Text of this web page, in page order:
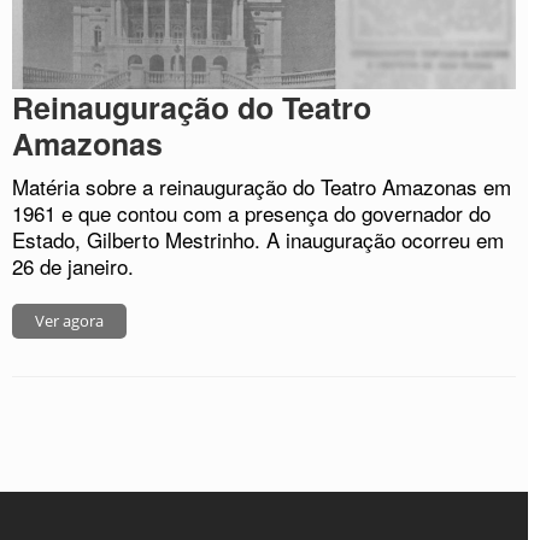
Reinauguração do Teatro
Amazonas
Matéria sobre a reinauguração do Teatro Amazonas em
1961 e que contou com a presença do governador do
Estado, Gilberto Mestrinho. A inauguração ocorreu em
26 de janeiro.
Ver agora